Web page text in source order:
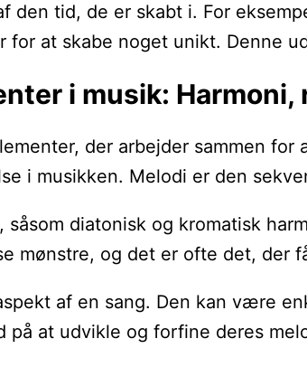
den tid, de er skabt i. For
at skabe noget unikt. Denne
i musik: Harmoni,
der arbejder sammen
i musikken. Melodi er den
diatonisk og kromatisk
mønstre, og det er ofte det, der
af en sang. Den kan være
på at udvikle og forfine deres